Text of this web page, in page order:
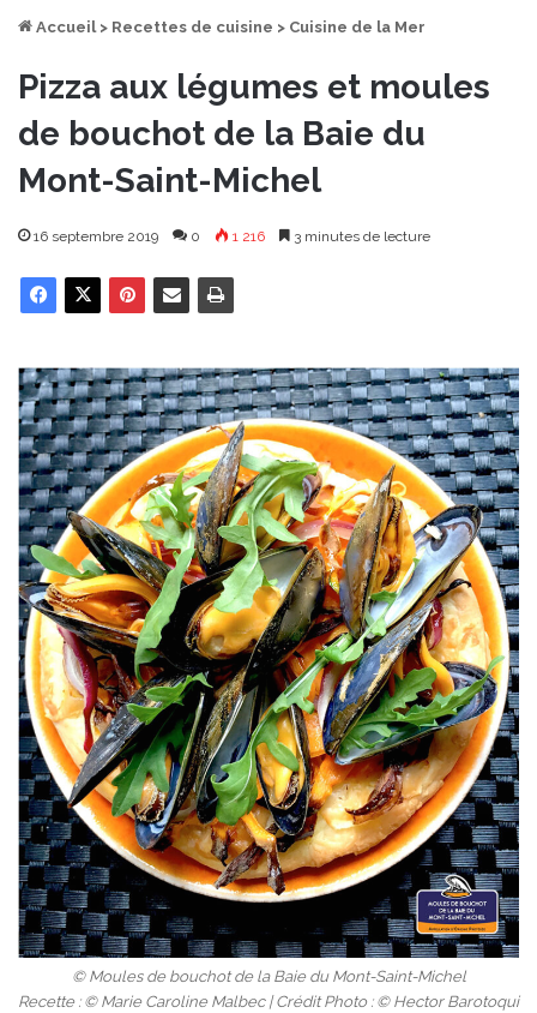
Accueil > Recettes de cuisine > Cuisine de la Mer
Pizza aux légumes et moules
de bouchot de la Baie du
Mont-Saint-Michel
16 septembre 2019 0 1 216 3 minutes de lecture
© Moules de bouchot de la Baie du Mont-Saint-Michel
Recette : © Marie Caroline Malbec | Crédit Photo : © Hector Barotoqui